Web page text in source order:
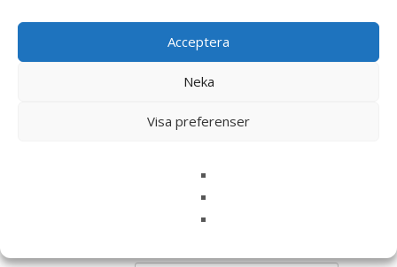
Acceptera
Neka
Visa preferenser
Ditt betyg*